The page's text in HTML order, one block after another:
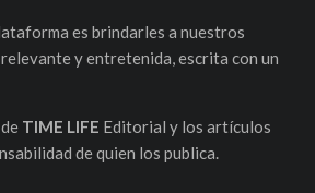
es brindarles a nuestros
y entretenida, escrita con un
TIME LIFE Editorial y los artículos
de quien los publica.